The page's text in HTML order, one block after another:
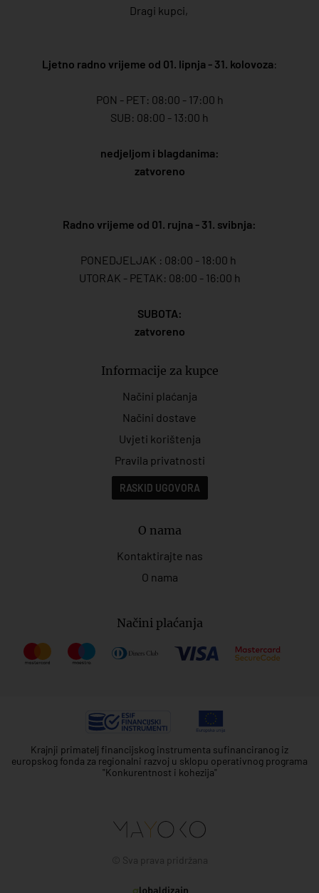
Dragi kupci,
Ljetno radno vrijeme od 01. lipnja - 31. kolovoza:
PON - PET: 08:00 - 17:00 h
SUB: 08:00 - 13:00 h
nedjeljom i blagdanima:
zatvoreno
Radno vrijeme od 01. rujna - 31. svibnja:
PONEDJELJAK : 08:00 - 18:00 h
UTORAK - PETAK: 08:00 - 16:00 h
SUBOTA:
zatvoreno
Informacije za kupce
Načini plaćanja
Načini dostave
Uvjeti korištenja
Pravila privatnosti
RASKID UGOVORA
O nama
Kontaktirajte nas
O nama
Načini plaćanja
Krajnji primatelj financijskog instrumenta sufinanciranog iz
europskog fonda za regionalni razvoj u sklopu operativnog programa
"Konkurentnost i kohezija"
© Sva prava pridržana